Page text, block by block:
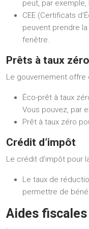
peut, par
CEE (Certificats
peuvent prendre
fenêtre.
Prêts à taux zéro
Le gouvernement offre
Éco-prêt à taux
Vous pouvez, par
Prêt à taux zéro
Crédit d’impôt
Le crédit d’impôt pour
Le taux de
permettre de
Aides fiscales